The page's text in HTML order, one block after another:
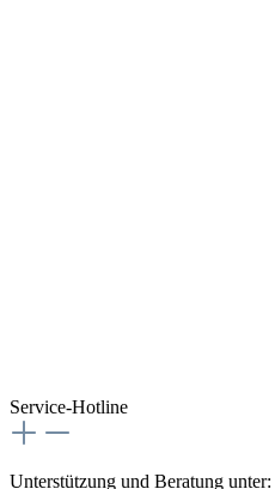
Service-Hotline
Unterstützung und Beratung unter: